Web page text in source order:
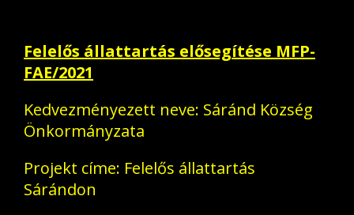
Felelős állattartás elősegítése MFP-
FAE/2021
Kedvezményezett neve: Sáránd Község
Önkormányzata
Projekt címe: Felelős állattartás
Sárándon